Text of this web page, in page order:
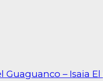
Guaguanco – Isaia